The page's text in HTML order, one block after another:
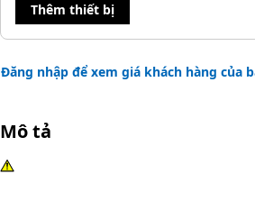
Thêm thiết bị
Đăng nhập để xem giá khách hàng của
Mô tả